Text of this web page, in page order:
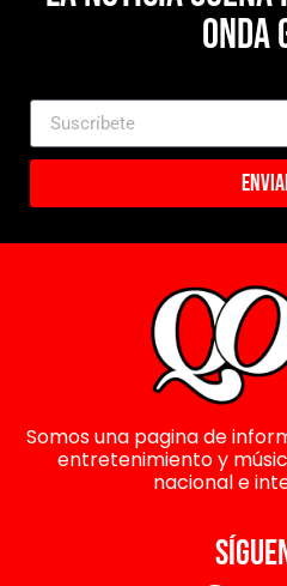
Onda
Somos una pagina de
entretenimiento y
nacional e